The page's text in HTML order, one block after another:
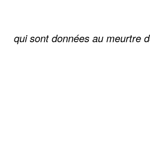
qui sont données au meurtre